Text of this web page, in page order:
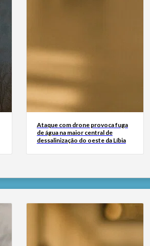
Ataque com drone provoca fuga
de água na maior central de
dessalinização do oeste da Líbia